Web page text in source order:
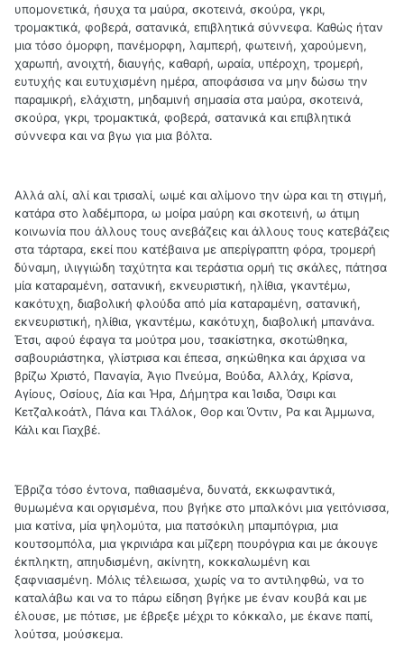
υπομονετικά, ήσυχα τα μαύρα, σκοτεινά, σκούρα, γκρι,
τρομακτικά, φοβερά, σατανικά, επιβλητικά σύννεφα. Καθώς ήταν
μια τόσο όμορφη, πανέμορφη, λαμπερή, φωτεινή, χαρούμενη,
χαρωπή, ανοιχτή, διαυγής, καθαρή, ωραία, υπέροχη, τρομερή,
ευτυχής και ευτυχισμένη ημέρα, αποφάσισα να μην δώσω την
παραμικρή, ελάχιστη, μηδαμινή σημασία στα μαύρα, σκοτεινά,
σκούρα, γκρι, τρομακτικά, φοβερά, σατανικά και επιβλητικά
σύννεφα και να βγω για μια βόλτα.
Αλλά αλί, αλί και τρισαλί, ωιμέ και αλίμονο την ώρα και τη στιγμή,
κατάρα στο λαδέμπορα, ω μοίρα μαύρη και σκοτεινή, ω άτιμη
κοινωνία που άλλους τους ανεβάζεις και άλλους τους κατεβάζεις
στα τάρταρα, εκεί που κατέβαινα με απερίγραπτη φόρα, τρομερή
δύναμη, ιλιγγιώδη ταχύτητα και τεράστια ορμή τις σκάλες, πάτησα
μία καταραμένη, σατανική, εκνευριστική, ηλίθια, γκαντέμω,
κακότυχη, διαβολική φλούδα από μία καταραμένη, σατανική,
εκνευριστική, ηλίθια, γκαντέμω, κακότυχη, διαβολική μπανάνα.
Έτσι, αφού έφαγα τα μούτρα μου, τσακίστηκα, σκοτώθηκα,
σαβουριάστηκα, γλίστρισα και έπεσα, σηκώθηκα και άρχισα να
βρίζω Χριστό, Παναγία, Άγιο Πνεύμα, Βούδα, Αλλάχ, Κρίσνα,
Αγίους, Οσίους, Δία και Ήρα, Δήμητρα και Ίσιδα, Όσιρι και
Κετζαλκοάτλ, Πάνα και Τλάλοκ, Θορ και Όντιν, Ρα και Άμμωνα,
Κάλι και Γιαχβέ.
Έβριζα τόσο έντονα, παθιασμένα, δυνατά, εκκωφαντικά,
θυμωμένα και οργισμένα, που βγήκε στο μπαλκόνι μια γειτόνισσα,
μια κατίνα, μία ψηλομύτα, μια πατσόκιλη μπαμπόγρια, μια
κουτσομπόλα, μια γκρινιάρα και μίζερη πουρόγρια και με άκουγε
έκπληκτη, απηυδισμένη, ακίνητη, κοκκαλωμένη και
ξαφνιασμένη. Μόλις τέλειωσα, χωρίς να το αντιληφθώ, να το
καταλάβω και να το πάρω είδηση βγήκε με έναν κουβά και με
έλουσε, με πότισε, με έβρεξε μέχρι το κόκκαλο, με έκανε παπί,
λούτσα, μούσκεμα.